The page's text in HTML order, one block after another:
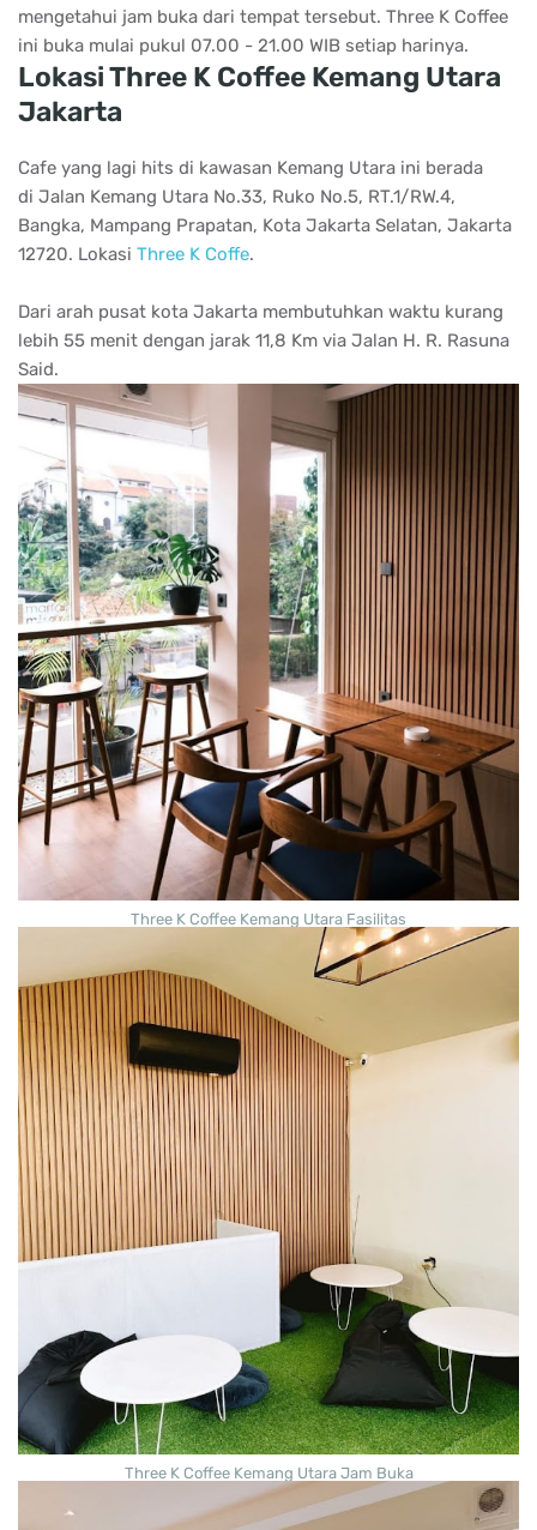
mengetahui jam buka dari tempat tersebut. Three K Coffee
ini buka mulai pukul 07.00 - 21.00 WIB setiap harinya.
Lokasi Three K Coffee Kemang Utara
Jakarta
Cafe yang lagi hits di kawasan Kemang Utara ini berada
di Jalan Kemang Utara No.33, Ruko No.5, RT.1/RW.4,
Bangka, Mampang Prapatan, Kota Jakarta Selatan, Jakarta
12720. Lokasi Three K Coffe.
Dari arah pusat kota Jakarta membutuhkan waktu kurang
lebih 55 menit dengan jarak 11,8 Km via Jalan H. R. Rasuna
Said.
Three K Coffee Kemang Utara Fasilitas
Three K Coffee Kemang Utara Jam Buka